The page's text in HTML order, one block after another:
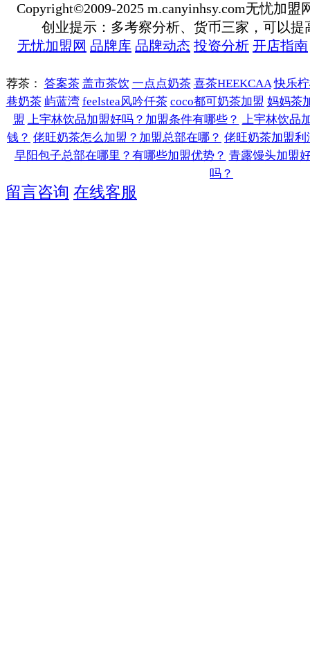
Copyright©2009-2025 m.canyinhsy.com无忧加盟
创业提示：多考察分析、货币三家，可以提
无忧加盟网 品牌库 品牌动态 投资分析 开店指南
荐茶： 答案茶 盖市茶饮 一点点奶茶 喜茶HEEKCAA 快乐
巷奶茶 屿蓝湾 feelstea风吟仟茶 coco都可奶茶加盟 妈妈茶
盟 上宇林饮品加盟好吗？加盟条件有哪些？ 上宇林饮品
钱？ 佬旺奶茶怎么加盟？加盟总部在哪？ 佬旺奶茶加盟
早阳包子总部在哪里？有哪些加盟优势？ 青露馒头加盟
吗？
留言咨询 在线客服